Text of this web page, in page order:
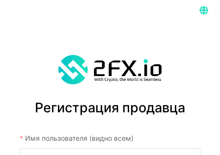
Регистрация продавца
Имя пользователя (видно всем)